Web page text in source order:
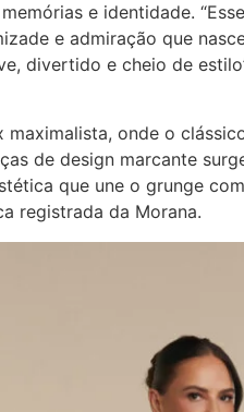
e identidade.
e admiração que
divertido e cheio de
onde o
de design marcante
que une o grunge
registrada da Morana.